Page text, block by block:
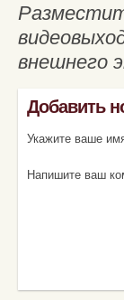
внешнего
Добавить
Укажите ваше
Напишите ваш